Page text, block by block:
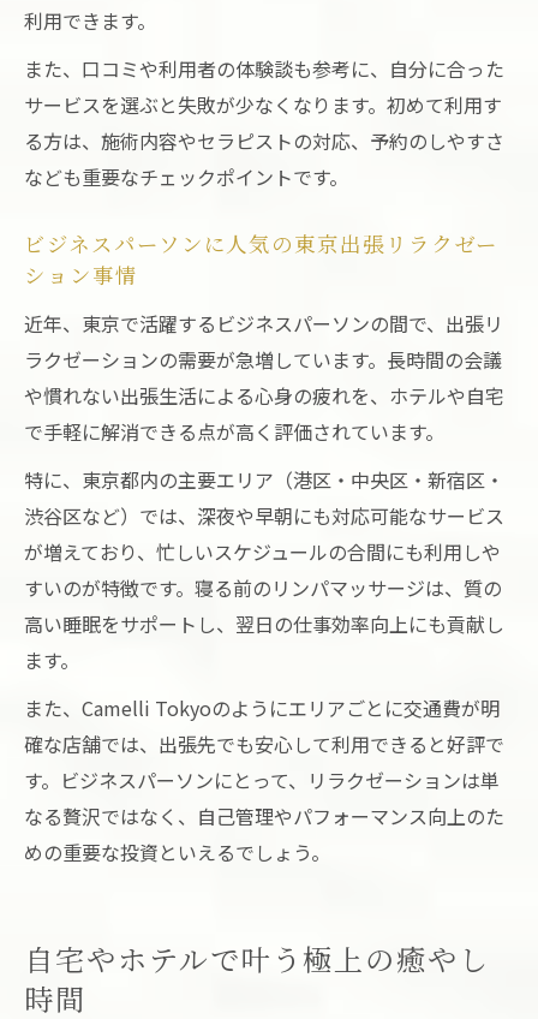
利用できます。
また、口コミや利用者の体験談も参考に、自分に合った
サービスを選ぶと失敗が少なくなります。初めて利用す
る方は、施術内容やセラピストの対応、予約のしやすさ
なども重要なチェックポイントです。
ビジネスパーソンに人気の東京出張リラクゼー
ション事情
近年、東京で活躍するビジネスパーソンの間で、出張リ
ラクゼーションの需要が急増しています。長時間の会議
や慣れない出張生活による心身の疲れを、ホテルや自宅
で手軽に解消できる点が高く評価されています。
特に、東京都内の主要エリア（港区・中央区・新宿区・
渋谷区など）では、深夜や早朝にも対応可能なサービス
が増えており、忙しいスケジュールの合間にも利用しや
すいのが特徴です。寝る前のリンパマッサージは、質の
高い睡眠をサポートし、翌日の仕事効率向上にも貢献し
ます。
また、Camelli Tokyoのようにエリアごとに交通費が明
確な店舗では、出張先でも安心して利用できると好評で
す。ビジネスパーソンにとって、リラクゼーションは単
なる贅沢ではなく、自己管理やパフォーマンス向上のた
めの重要な投資といえるでしょう。
自宅やホテルで叶う極上の癒やし
時間